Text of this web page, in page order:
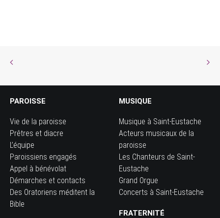
PAROISSE
Vie de la paroisse
Prêtres et diacre
L’équipe
Paroissiens engagés
Appel à bénévolat
Démarches et contacts
Des Oratoriens méditent la
Bible
MUSIQUE
Musique à Saint-Eustache
Acteurs musicaux de la
paroisse
Les Chanteurs de Saint-
Eustache
Grand Orgue
Concerts à Saint-Eustache
FRATERNITÉ